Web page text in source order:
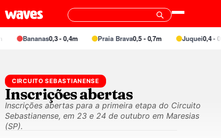
Bananas0,3 - 0,4m Praia Brava0,5 - 0,7m Juquei0,4 -
CIRCUITO SEBASTIANENSE
Inscrições abertas
Inscrições abertas para a primeira etapa do Circuito
Sebastianense, em 23 e 24 de outubro em Maresias
(SP).